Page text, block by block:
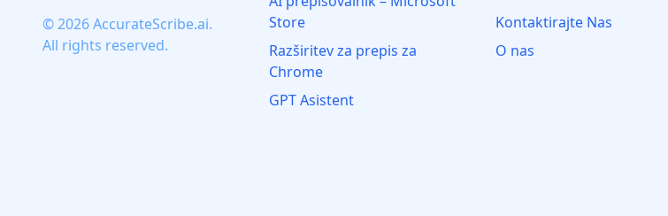
© 2026 AccurateScribe.ai.
All rights reserved.
Store
Razširitev za prepis za
Chrome
GPT Asistent
Kontaktirajte Nas
O nas